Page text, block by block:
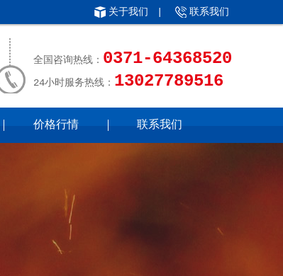
关于我们 联系我们
全国咨询热线： 0371-64368520
24小时服务热线： 13027789516
价格行情 联系我们